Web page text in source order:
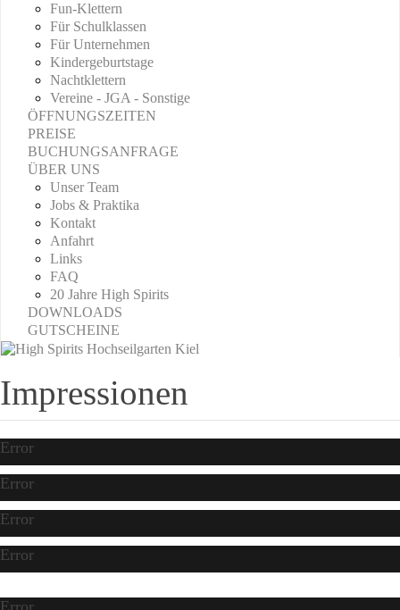
Fun-Klettern
Für Schulklassen
Für Unternehmen
Kindergeburtstage
Nachtklettern
Vereine - JGA - Sonstige
ÖFFNUNGSZEITEN
PREISE
BUCHUNGSANFRAGE
ÜBER UNS
Unser Team
Jobs & Praktika
Kontakt
Anfahrt
Links
FAQ
20 Jahre High Spirits
DOWNLOADS
GUTSCHEINE
Impressionen
Error
Error
Error
Error
Error